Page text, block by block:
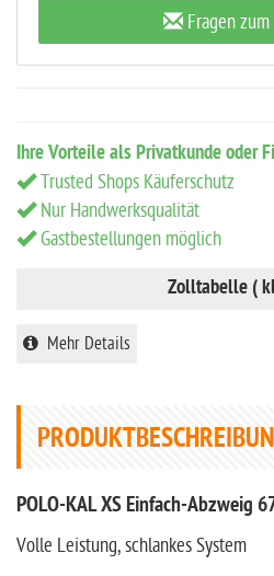
Fragen
Ihre Vorteile als Privatkunde oder
Trusted Shops Käuferschutz
Nur Handwerksqualität
Gastbestellungen möglich
Zolltabelle (
Mehr Details
POLO-KAL XS Einfach-Abzweig
Volle Leistung, schlankes System